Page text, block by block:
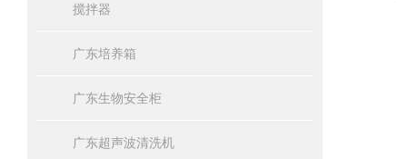
搅拌器
广东培养箱
广东生物安全柜
广东超声波清洗机